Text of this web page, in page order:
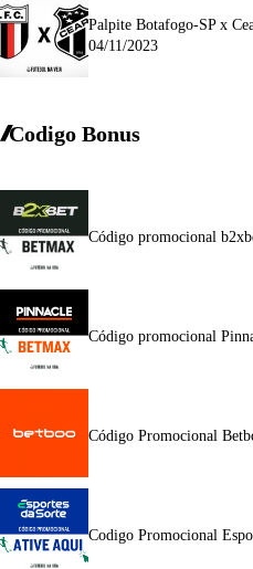
Palpite Botafogo-SP x
04/11/2023
Codigo Bonus
Código promocional
Código promocional
Código Promocional
Codigo Promocional